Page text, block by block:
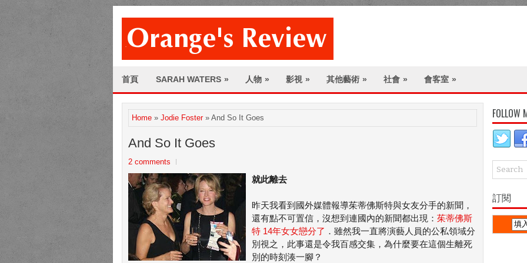
首頁 SARAH WATERS » 人物 » 影視 » 其他藝術 » 社會 » 會客室 »
Home » Jodie Foster» And So It Goes
And So It Goes
2 comments
就此離去
昨天我看到國外媒體報導茱蒂佛斯特與女友分手的新聞，
還有點不可置信，沒想到連國內的新聞都出現： 茱蒂佛斯
特 14年女女戀分了 ．雖然我一直將演藝人員的公私領域分
別視之，此事還是令我百感交集，為什麼要在這個生離死
別的時刻湊一腳？
FOLLOW
訂閱